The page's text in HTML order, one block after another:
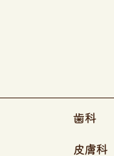
歯科
皮膚科